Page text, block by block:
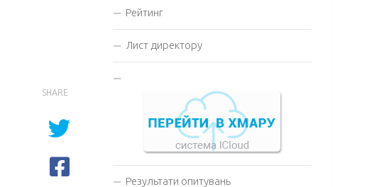
SHARE
Рейтинг
Лист директору
Результати опитувань